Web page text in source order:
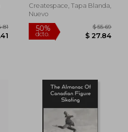
Succeed in the Ice
Rink (en Inglés)
Createspace, Tapa Blanda,
Nuevo